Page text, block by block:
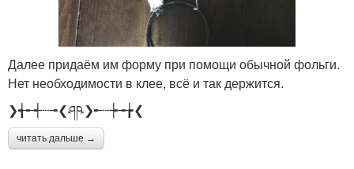
Далее придаём им форму при помощи обычной фольги.
Нет необходимости в клее, всё и так держится.
❯╅╾┽┄╼❮ཤཥ❯╾┄┾╼╆❮
читать дальше →